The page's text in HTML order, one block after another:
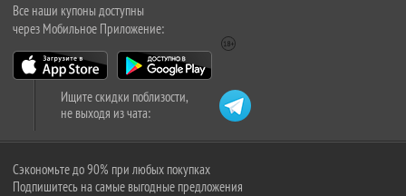
Все наши купоны доступны
через Мобильное Приложение:
Ищите скидки поблизости,
не выходя из чата:
Сэкономьте до 90% при любых покупках
Подпишитесь на самые выгодные предложения